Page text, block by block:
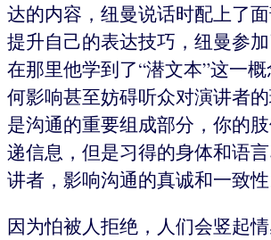
达的内容，纽曼说话时配上了
提升自己的表达技巧，纽曼参加
在那里他学到了“潜文本”这一
何影响甚至妨碍听众对演讲者
是沟通的重要组成部分，你的
递信息，但是习得的身体和语
讲者，影响沟通的真诚和一致性
因为怕被人拒绝，人们会竖起情